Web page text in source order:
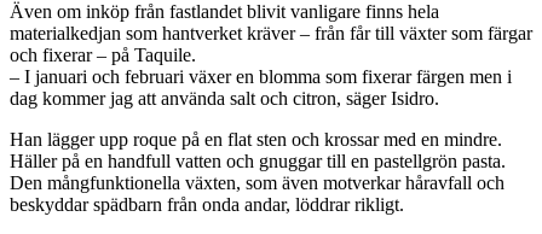
Även om inköp från fastlandet blivit vanligare finns hela
materialkedjan som hantverket kräver – från får till växter som färgar
och fixerar – på Taquile.
– I januari och februari växer en blomma som fixerar färgen men i
dag kommer jag att använda salt och citron, säger Isidro.
Han lägger upp roque på en flat sten och krossar med en mindre.
Häller på en handfull vatten och gnuggar till en pastellgrön pasta.
Den mångfunktionella växten, som även motverkar håravfall och
beskyddar spädbarn från onda andar, löddrar rikligt.